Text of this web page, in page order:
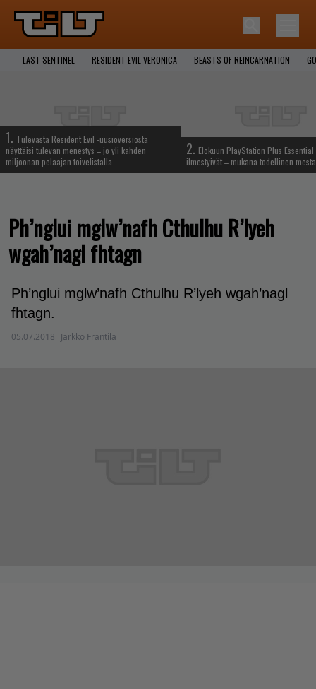
LAST SENTINEL RESIDENT EVIL VERONICA BEASTS OF REINCARNATION
1. Tulevasta Resident Evil -uusioversiosta
näyttäisi tulevan menestys – jo yli kahden
miljoonan pelaajan toivelistalla
2. Elokuun PlayStation Plus
ilmestyivät – mukana todellinen
Ph’nglui mglw’nafh Cthulhu R’lyeh
wgah’nagl fhtagn
Ph’nglui mglw’nafh Cthulhu R’lyeh wgah’nagl
fhtagn.
05.07.2018 Jarkko Fräntilä